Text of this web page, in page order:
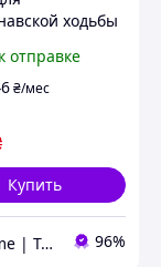
ходьбы
014
отправке
₴/мес
Купить
Neohome | Товары для дома и дачи 96%